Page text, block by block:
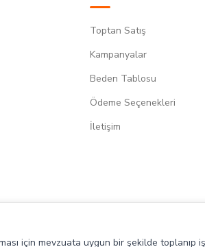
Toptan Satış
Kampanyalar
Beden Tablosu
Ödeme Seçenekleri
İletişim
için mevzuata uygun bir şekilde toplanıp